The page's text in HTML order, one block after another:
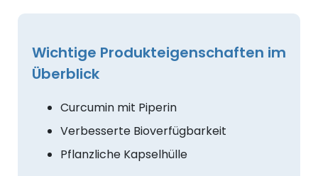
Wichtige Produkteigenschaften im
Überblick
Curcumin mit Piperin
Verbesserte Bioverfügbarkeit
Pflanzliche Kapselhülle